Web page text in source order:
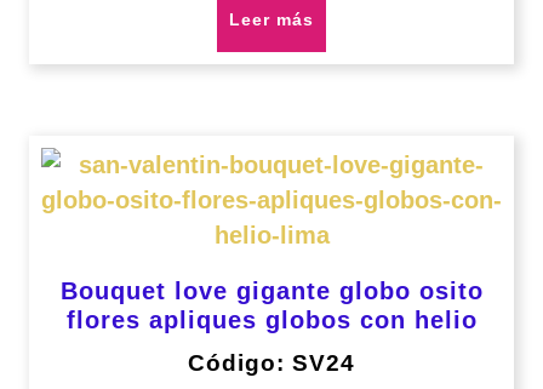
Leer más
Bouquet love gigante globo osito
flores apliques globos con helio
Código: SV24